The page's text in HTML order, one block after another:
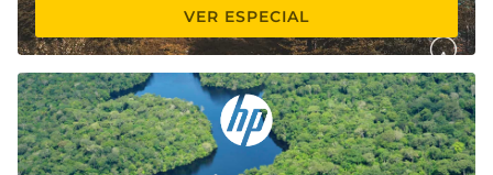
VER ESPECIAL